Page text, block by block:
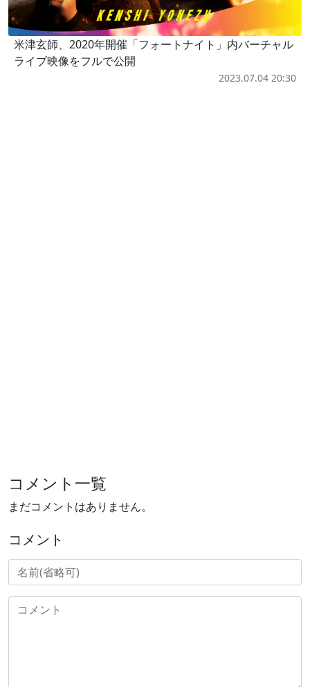
米津玄師、2020年開催「フォートナイト」内バーチャル
ライブ映像をフルで公開
2023.07.04 20:30
コメント一覧
まだコメントはありません。
コメント